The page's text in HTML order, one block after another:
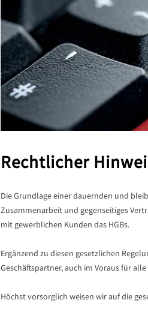
Rechtlicher
Die Grundlage einer dauernden und
Zusammenarbeit und gegenseitiges
mit gewerblichen Kunden das HGBs.
Ergänzend zu diesen gesetzlichen
Geschäftspartner, auch im Voraus für
Höchst vorsorglich weisen wir auf die